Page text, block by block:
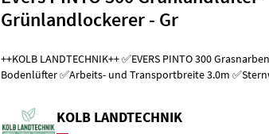
Grünlandlockerer - Gr
++KOLB LANDTECHNIK++ ✅EVERS PINTO 300 Grasnarbenlüfter /
Bodenlüfter ✅Arbeits- und Transportbreite 3.0m ✅Sternwalze leicht
KOLB LANDTECHNIK